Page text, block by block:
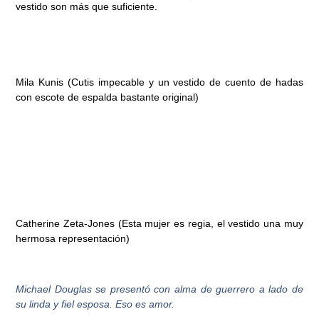
vestido son más que suficiente.
Mila Kunis (Cutis impecable y un vestido de cuento de hadas
con escote de espalda bastante original)
Catherine Zeta-Jones (Esta mujer es regia, el vestido una muy
hermosa representación)
Michael Douglas se presentó con alma de guerrero a lado de
su linda y fiel esposa. Eso es amor.